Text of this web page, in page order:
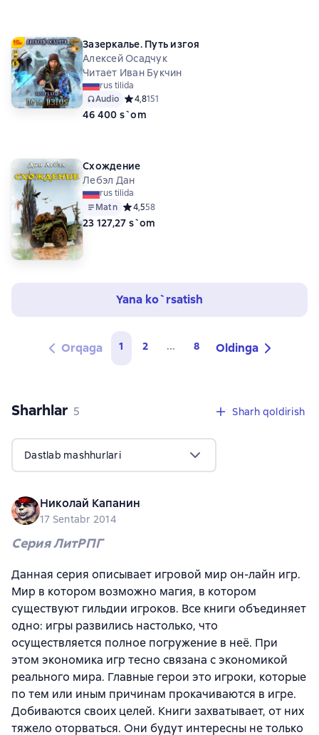
Зазеркалье. Путь изгоя
Алексей Осадчук
Читает Иван Букчин
rus tilida
Audio Средний рейтинг 4,8 на основе 151 оценок
4,8151
46 400 s`om
Схождение
Лебэл Дан
rus tilida
Matn Средний рейтинг 4,5 на основе 58 оценок
4,558
23 127,27 s`om
Yana ko`rsatish
Orqaga 1 2 ... 8 Oldinga
Sharhlar 5 sharhlar
5 Sharh qoldirish
Dastlab mashhurlari
Николай Капанин
17 Sentabr 2014
Серия ЛитРПГ
Данная серия описывает игровой мир он-лайн игр.
Мир в котором возможно магия, в котором
существуют гильдии игроков. Все книги объединяет
одно: игры развились настолько, что
осуществляется полное погружение в неё. При
этом экономика игр тесно связана с экономикой
реального мира. Главные герои это игроки, которые
по тем или иным причинам прокачиваются в игре.
Добиваются своих целей. Книги захватывает, от них
тяжело оторваться. Они будут интересны не только